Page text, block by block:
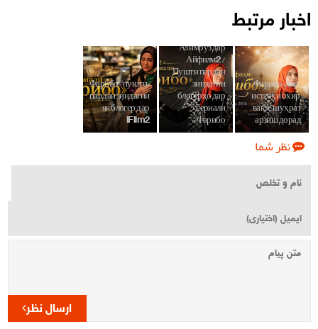
اخبار مرتبط
«Фарибо» дар
истгоҳи охир;
вақте шуҳрат
арзиш дорад
Аз имрӯз дар
Айфилм2 /
Пушти пардаи
зиндагии
блогерҳо дар
сериали
«Фарибо»
«Фарибо»; пушти
пардаи зиндагии
як блогер дар
iFilm2
نظر شما
ارسال نظر